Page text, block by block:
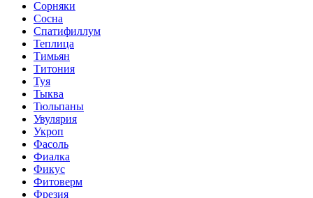
Сорняки
Сосна
Спатифиллум
Теплица
Тимьян
Титония
Туя
Тыква
Тюльпаны
Увулярия
Укроп
Фасоль
Фиалка
Фикус
Фитоверм
Фрезия